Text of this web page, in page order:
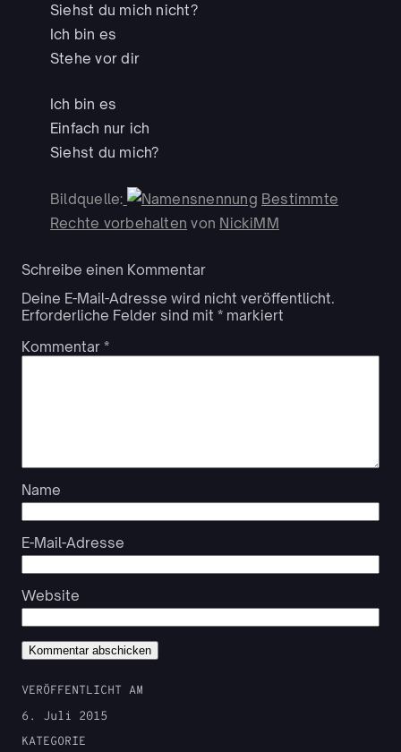
Siehst du mich nicht?
Ich bin es
Stehe vor dir
Ich bin es
Einfach nur ich
Siehst du mich?
Bildquelle:
Bestimmte
Rechte vorbehalten von NickiMM
Schreibe einen Kommentar
Deine E-Mail-Adresse wird nicht veröffentlicht.
Erforderliche Felder sind mit * markiert
Kommentar *
Name
E-Mail-Adresse
Website
VERÖFFENTLICHT AM
6. Juli 2015
KATEGORIE